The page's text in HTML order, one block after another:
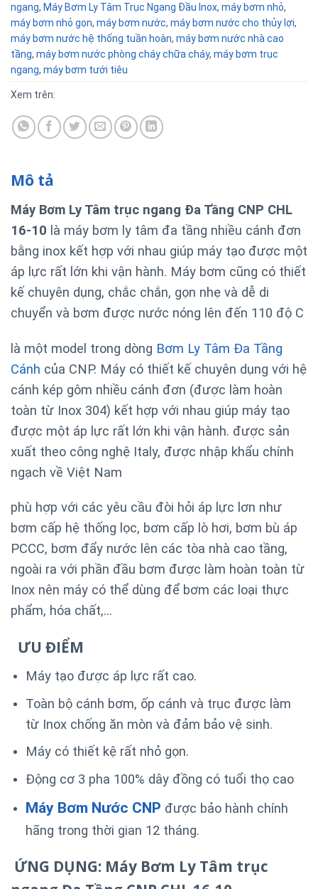
ngang, Máy Bơm Ly Tâm Trục Ngang Đầu Inox, máy bơm nhỏ,
máy bơm nhỏ gọn, máy bơm nước, máy bơm nước cho thủy lợi,
máy bơm nước hệ thống tuần hoàn, máy bơm nước nhà cao
tầng, máy bơm nước phòng cháy chữa cháy, máy bơm trục
ngang, máy bơm tưới tiêu
Xem trên:
Mô tả
Máy Bơm Ly Tâm trục ngang Đa Tầng CNP CHL
16-10 là máy bơm ly tâm đa tầng nhiều cánh đơn
bằng inox kết hợp với nhau giúp máy tạo được một
áp lực rất lớn khi vận hành. Máy bơm cũng có thiết
kế chuyên dụng, chắc chắn, gọn nhẹ và dễ di
chuyển và bơm được nước nóng lên đến 110 độ C
là một model trong dòng Bơm Ly Tâm Đa Tầng
Cánh của CNP. Máy có thiết kế chuyên dụng với hệ
cánh kép gôm nhiều cánh đơn (được làm hoàn
toàn từ Inox 304) kết hợp với nhau giúp máy tạo
được một áp lực rất lớn khi vận hành. được sản
xuất theo công nghệ Italy, được nhập khẩu chính
ngạch về Việt Nam
phù hợp với các yêu cầu đòi hỏi áp lực lơn như
bơm cấp hệ thống lọc, bơm cấp lò hơi, bơm bù áp
PCCC, bơm đẩy nước lên các tòa nhà cao tầng,
ngoài ra với phần đầu bơm được làm hoàn toàn từ
Inox nên máy có thể dùng để bơm các loại thực
phẩm, hóa chất,…
ƯU ĐIỂM
Máy tạo được áp lực rất cao.
Toàn bộ cánh bơm, ốp cánh và trục được làm
từ Inox chống ăn mòn và đảm bảo vệ sinh.
Máy có thiết kệ rất nhỏ gọn.
Động cơ 3 pha 100% dây đồng có tuổi thọ cao
Máy Bơm Nước CNP được bảo hành chính
hãng trong thời gian 12 tháng.
ỨNG DỤNG: Máy Bơm Ly Tâm trục